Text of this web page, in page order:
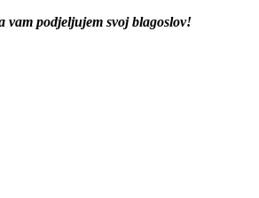
vam podjeljujem svoj blagoslov!